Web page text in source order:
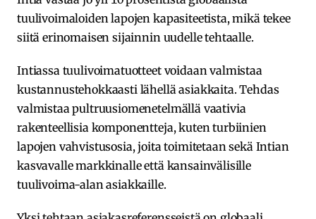
tuulivoimaloiden lapojen kapasiteetista, mikä tekee
siitä erinomaisen sijainnin uudelle tehtaalle.
Intiassa tuulivoimatuotteet voidaan valmistaa
kustannustehokkaasti lähellä asiakkaita. Tehdas
valmistaa pultruusiomenetelmällä vaativia
rakenteellisia komponentteja, kuten turbiinien
lapojen vahvistusosia, joita toimitetaan sekä Intian
kasvavalle markkinalle että kansainvälisille
tuulivoima-alan asiakkaille.